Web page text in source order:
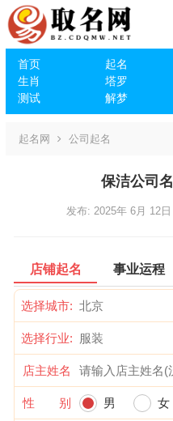
首页 起名
生肖
塔罗
测试
解梦
起名网 公司起名
保洁公司
发布: 2025年 6月 12日
店铺起名 事业运程
选择城市:
选择行业:
店主姓名
性 别 男 女